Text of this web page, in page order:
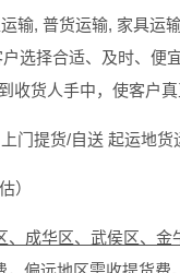
输, 普货运输, 家具运
选择合适、及时、便
收货人手中，使客户
门提货/自送 起运地货
）
、成华区、武侯区、